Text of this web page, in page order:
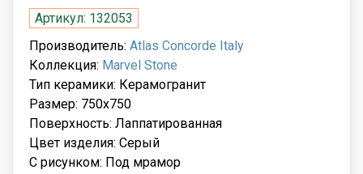
Артикул: 132053
Производитель: Atlas Concorde Italy
Коллекция: Marvel Stone
Тип керамики: Керамогранит
Размер: 750x750
Поверхность: Лаппатированная
Цвет изделия: Серый
С рисунком: Под мрамор